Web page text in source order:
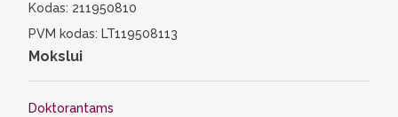
Kodas: 211950810
PVM kodas: LT119508113
Mokslui
Doktorantams